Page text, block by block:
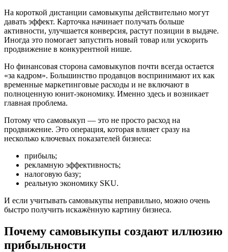
На короткой дистанции самовыкупы действительно могут
давать эффект. Карточка начинает получать больше
активности, улучшается конверсия, растут позиции в выдаче.
Иногда это помогает запустить новый товар или ускорить
продвижение в конкурентной нише.
Но финансовая сторона самовыкупов почти всегда остается
«за кадром». Большинство продавцов воспринимают их как
временные маркетинговые расходы и не включают в
полноценную юнит-экономику. Именно здесь и возникает
главная проблема.
Потому что самовыкуп — это не просто расход на
продвижение. Это операция, которая влияет сразу на
несколько ключевых показателей бизнеса:
прибыль;
рекламную эффективность;
налоговую базу;
реальную экономику SKU.
И если учитывать самовыкупы неправильно, можно очень
быстро получить искажённую картину бизнеса.
Почему самовыкупы создают иллюзию
прибыльности